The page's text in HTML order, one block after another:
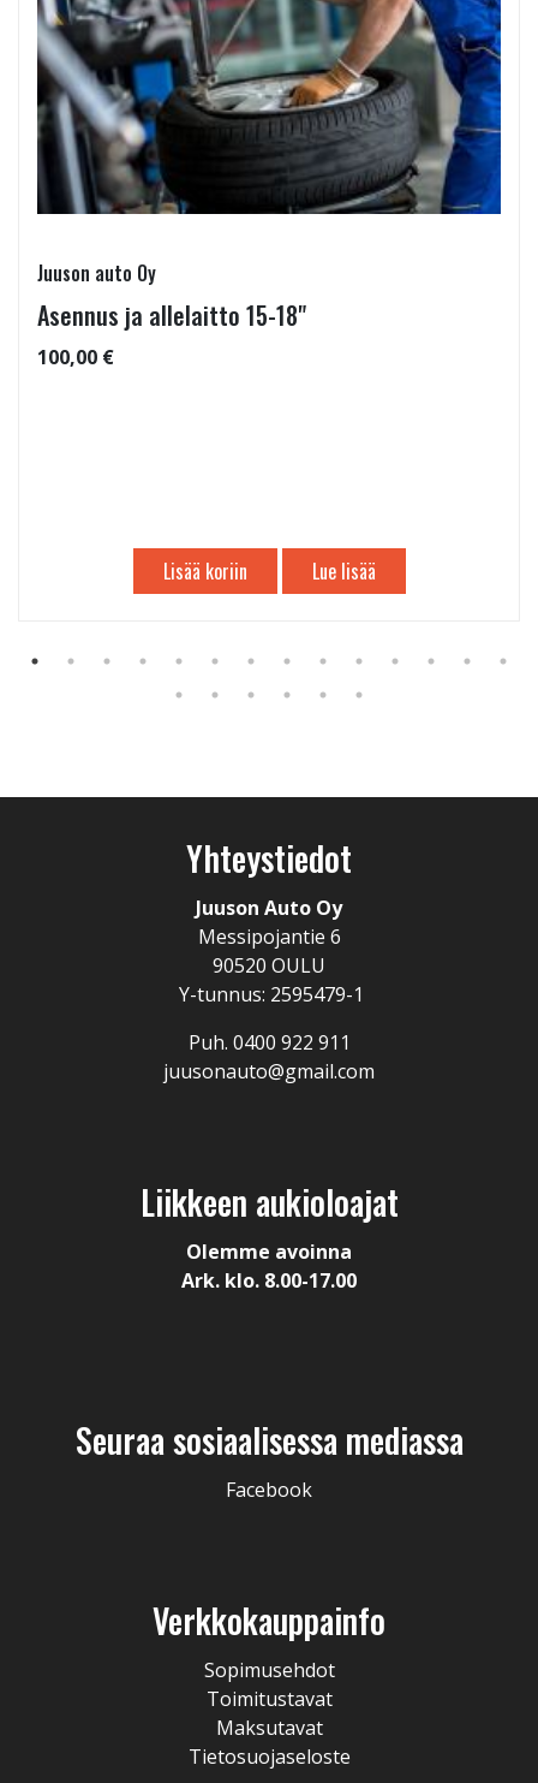
Juuson auto Oy
Asennus ja allelaitto 15-18"
100,00 €
Lisää koriin Lue lisää
Yhteystiedot
Juuson Auto Oy
Messipojantie 6
90520 OULU
Y-tunnus: 2595479-1
Puh. 0400 922 911
juusonauto@gmail.com
Liikkeen aukioloajat
Olemme avoinna
Ark. klo. 8.00-17.00
Seuraa sosiaalisessa mediassa
Facebook
Verkkokauppainfo
Sopimusehdot
Toimitustavat
Maksutavat
Tietosuojaseloste